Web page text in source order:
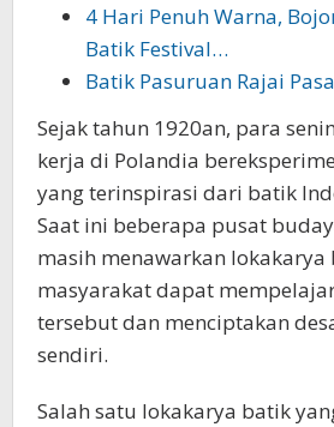
4 Hari Penuh Warna,
Batik Festival…
Batik Pasuruan Rajai
Sejak tahun 1920an, para
kerja di Polandia
yang terinspirasi dari batik
Saat ini beberapa pusat
masih menawarkan lokakarya
masyarakat dapat
tersebut dan menciptakan
sendiri.
Salah satu lokakarya batik